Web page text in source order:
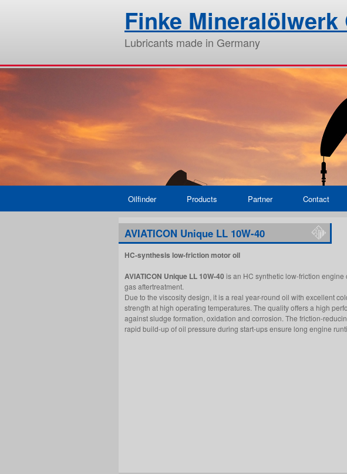
Finke Mineralölwerk
Lubricants made in Germany
Oilfinder Products Partner Contact
AVIATICON Unique LL 10W-40
HC-synthesis low-friction motor oil
AVIATICON Unique LL 10W-40 is an HC synthetic low-friction
gas aftertreatment.
Due to the viscosity design, it is a real year-round oil with excellent
strength at high operating temperatures. The quality offers a high
against sludge formation, oxidation and corrosion. The friction-
rapid build-up of oil pressure during start-ups ensure long engine